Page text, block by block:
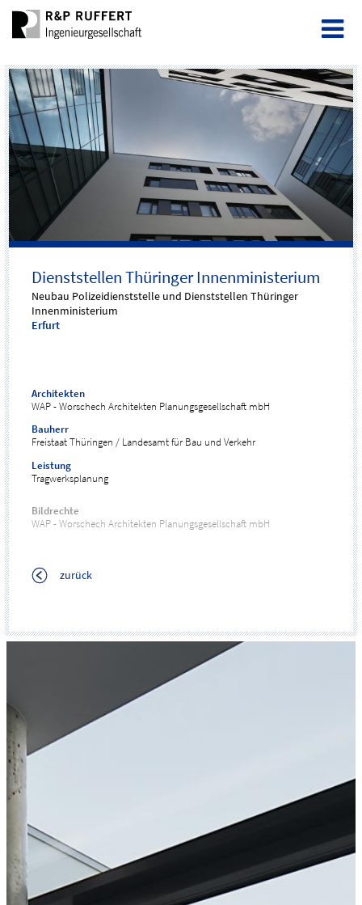
Dienststellen Thüringer Innenministerium
Neubau Polizeidienststelle und Dienststellen Thüringer
Innenministerium
Erfurt
Architekten
WAP - Worschech Architekten Planungsgesellschaft mbH
Bauherr
Freistaat Thüringen / Landesamt für Bau und Verkehr
Leistung
Tragwerksplanung
Bildrechte
WAP - Worschech Architekten Planungsgesellschaft mbH
zurück